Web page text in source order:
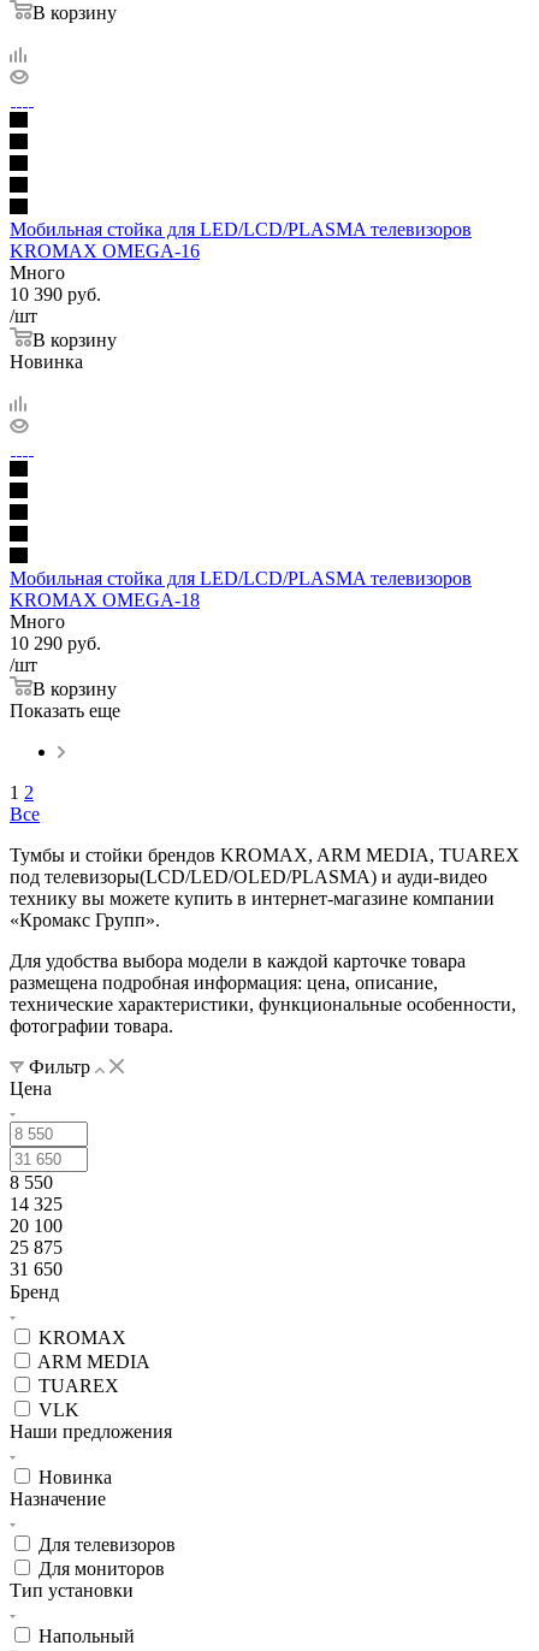
В корзину
Мобильная стойка для LED/LCD/PLASMA телевизоров
KROMAX OMEGA-16
Много
10 390 руб.
/шт
В корзину
Новинка
Мобильная стойка для LED/LCD/PLASMA телевизоров
KROMAX OMEGA-18
Много
10 290 руб.
/шт
В корзину
Показать еще
1 2
Все
Тумбы и стойки брендов KROMAX, ARM MEDIA, TUAREX
под телевизоры(LCD/LED/OLED/PLASMA) и ауди-видео
технику вы можете купить в интернет-магазине компании
«Кромакс Групп».
Для удобства выбора модели в каждой карточке товара
размещена подробная информация: цена, описание,
технические характеристики, функциональные особенности,
фотографии товара.
Фильтр
Цена
8 550
14 325
20 100
25 875
31 650
Бренд
KROMAX
ARM MEDIA
TUAREX
VLK
Наши предложения
Новинка
Назначение
Для телевизоров
Для мониторов
Тип установки
Напольный